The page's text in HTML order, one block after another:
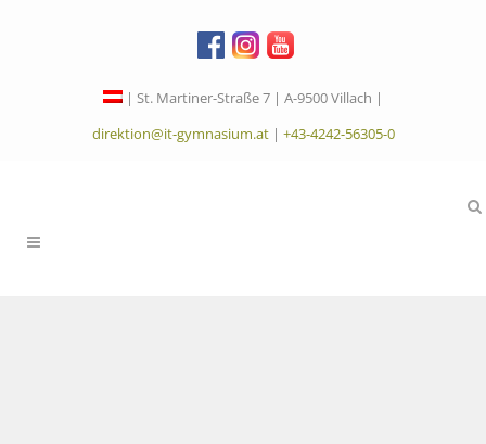
| St. Martiner-Straße 7 | A-9500 Villach |
direktion@it-gymnasium.at| +43-4242-56305-0